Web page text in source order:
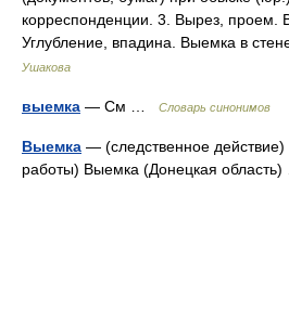
корреспонденции. 3. Вырез, проем.
Углубление, впадина. Выемка в
Ушакова
выемка — См … Словарь синонимов
Выемка — (следственное
работы) Выемка (Донецкая